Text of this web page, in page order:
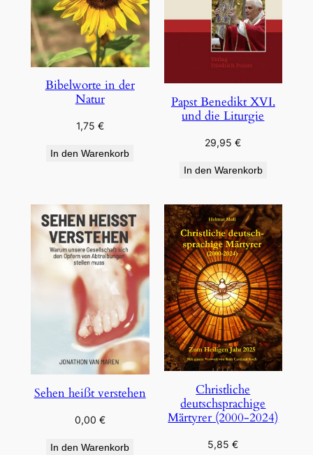
Bibelworte in der
Natur
1,75 €
In den Warenkorb
Papst Benedikt XVI.
und die Liturgie
29,95€
In den Warenkorb
Sehen heißt verstehen
0,00 €
In den Warenkorb
Christliche
deutschsprachige
Märtyrer (2000-2024)
5,85€